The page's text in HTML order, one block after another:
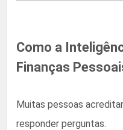
Como a
Finanças
Muitas pessoas
responder perguntas.